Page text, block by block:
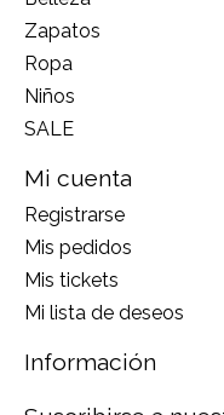
Zapatos
Ropa
Niños
SALE
Mi cuenta
Registrarse
Mis pedidos
Mis tickets
Mi lista de deseos
Información